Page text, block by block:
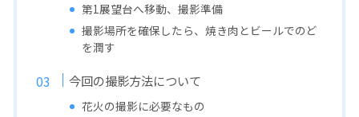
第1展望台へ移動、撮影準備
撮影場所を確保したら、焼き肉とビールでのど
を潤す
今回の撮影方法について
花火の撮影に必要なもの